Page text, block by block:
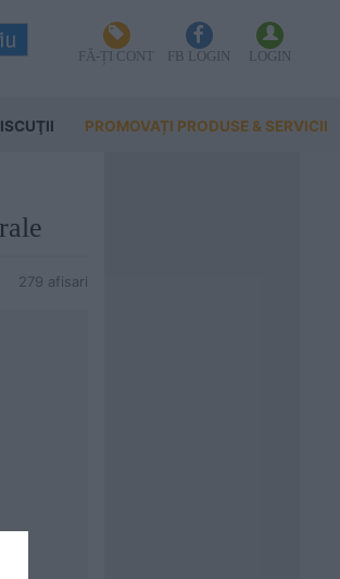
FĂ-ȚI CONT FB LOGIN LOGIN
PROMOVAȚI PRODUSE & SERVICII
279 afisari